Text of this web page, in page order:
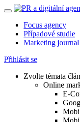
Focus agency
Případové studie
Marketing journal
Přihlásit se
Zvolte témata
Online
E-